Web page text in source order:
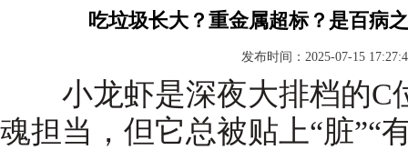
吃垃圾长大？重金属超标？是百病
发布时间：2025-07-15
小龙虾是深夜大排档的C
魂担当，但它总被贴上“脏”“